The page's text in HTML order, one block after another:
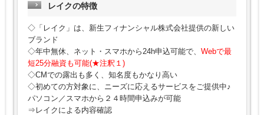
レイクの特徴
◇「レイク」は、新生フィナンシャル株式会社提供の新しい
ブランド
◇年中無休、ネット・スマホから24h申込可能で、 Webで最
短25分融資も可能(★注釈１)
◇CMでの露出も多く、知名度もかなり高い
◇初めての方対象に、ニーズに応えるサービスをご提供中♪
パソコン／スマホから２４時間申込みが可能
⇒レイクによる内容確認